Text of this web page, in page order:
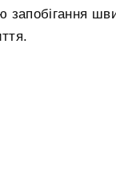
запобігання